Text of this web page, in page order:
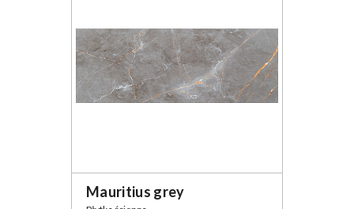
Mauritius grey